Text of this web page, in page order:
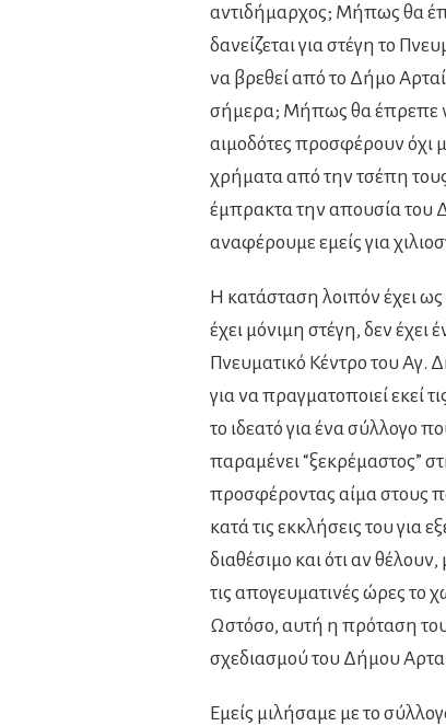
αντιδήμαρχος; Μήπως θα
δανείζεται για στέγη το
να βρεθεί από το Δήμο
σήμερα; Μήπως θα έπρεπε να
αιμοδότες προσφέρουν όχι
χρήματα από την τσέπη
έμπρακτα την απουσία του
αναφέρουμε εμείς για
Η κατάσταση λοιπόν έχει
έχει μόνιμη στέγη, δεν έχει
Πνευματικό Κέντρο του
για να πραγματοποιεί εκεί
το ιδεατό για ένα σύλλογο
παραμένει “ξεκρέμαστος”
προσφέροντας αίμα στους
κατά τις εκκλήσεις του για
διαθέσιμο και ότι αν
τις απογευματινές ώρες το
Ωστόσο, αυτή η πρόταση
σχεδιασμού του Δήμου
Εμείς μιλήσαμε με το